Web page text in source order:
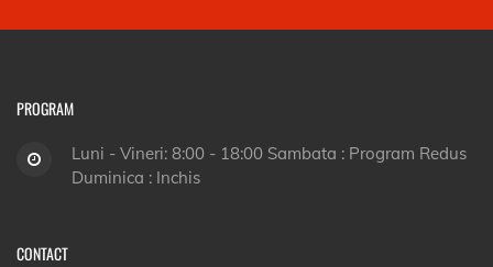
PROGRAM
Luni - Vineri: 8:00 - 18:00 Sambata : Program Redus
Duminica : Inchis
CONTACT